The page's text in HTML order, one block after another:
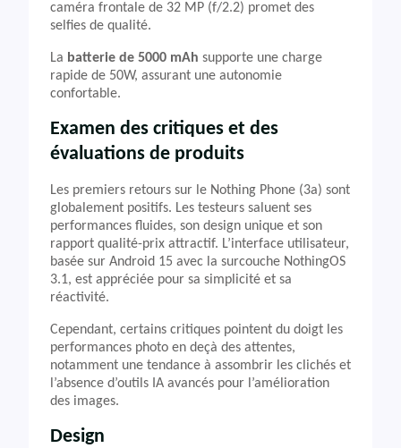
caméra frontale de 32 MP (f/2.2) promet des
selfies de qualité.
La batterie de 5000 mAh supporte une charge
rapide de 50W, assurant une autonomie
confortable.
Examen des critiques et des
évaluations de produits
Les premiers retours sur le Nothing Phone (3a) sont
globalement positifs. Les testeurs saluent ses
performances fluides, son design unique et son
rapport qualité-prix attractif. L’interface utilisateur,
basée sur Android 15 avec la surcouche NothingOS
3.1, est appréciée pour sa simplicité et sa
réactivité.
Cependant, certains critiques pointent du doigt les
performances photo en deçà des attentes,
notamment une tendance à assombrir les clichés et
l’absence d’outils IA avancés pour l’amélioration
des images.
Design